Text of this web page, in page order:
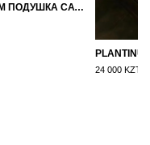
PLANTINUM ПОДУШКА САТИН, ШЕЛК 50Х70
24 000 KZT